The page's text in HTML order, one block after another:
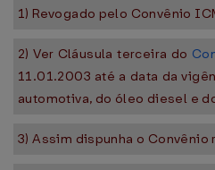
1) Revogado pelo Convênio
2) Ver Cláusula terceira do
11.01.2003 até a data da
automotiva, do óleo diesel e
3) Assim dispunha o Convênio